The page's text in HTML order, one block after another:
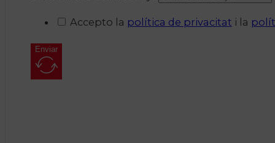
Accepto la política de privacitat i la
Enviar